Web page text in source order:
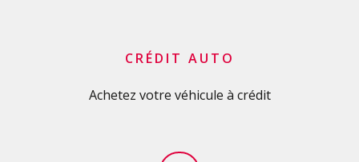
CRÉDIT AUTO
Achetez votre véhicule à crédit